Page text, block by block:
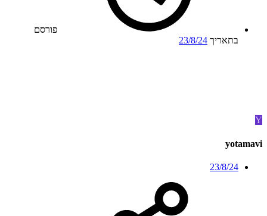
פורסם
בתאריך 23/8/24
Y
yotamavi
23/8/24